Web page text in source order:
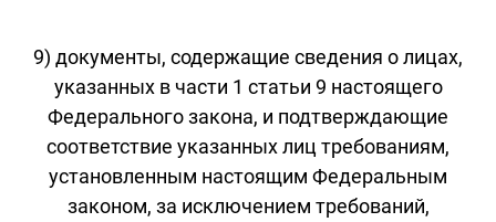
9) документы, содержащие сведения о лицах,
указанных в части 1 статьи 9 настоящего
Федерального закона, и подтверждающие
соответствие указанных лиц требованиям,
установленным настоящим Федеральным
законом, за исключением требований,